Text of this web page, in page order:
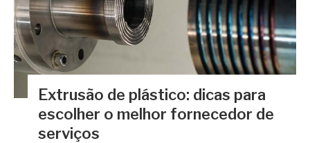
Extrusão de plástico: dicas para
escolher o melhor fornecedor de
serviços